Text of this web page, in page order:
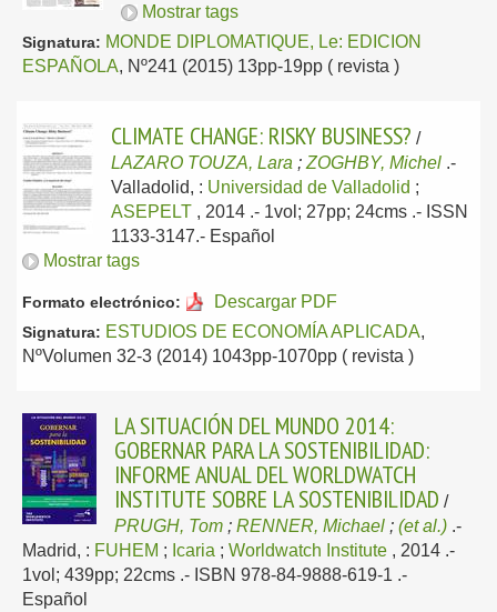
Mostrar tags
Signatura: MONDE DIPLOMATIQUE, Le: EDICION
ESPAÑOLA, Nº241 (2015) 13pp-19pp ( revista )
CLIMATE CHANGE: RISKY BUSINESS? /
LAZARO TOUZA, Lara ; ZOGHBY, Michel .-
Valladolid, : Universidad de Valladolid ;
ASEPELT , 2014 .- 1vol; 27pp; 24cms .- ISSN
1133-3147.- Español
Mostrar tags
Formato electrónico: Descargar PDF
Signatura: ESTUDIOS DE ECONOMÍA APLICADA,
NºVolumen 32-3 (2014) 1043pp-1070pp ( revista )
LA SITUACIÓN DEL MUNDO 2014:
GOBERNAR PARA LA SOSTENIBILIDAD:
INFORME ANUAL DEL WORLDWATCH
INSTITUTE SOBRE LA SOSTENIBILIDAD /
PRUGH, Tom ; RENNER, Michael ; (et al.) .-
Madrid, : FUHEM ; Icaria ; Worldwatch Institute , 2014 .-
1vol; 439pp; 22cms .- ISBN 978-84-9888-619-1 .-
Español